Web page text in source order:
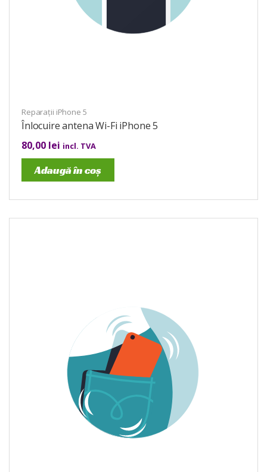
Reparații iPhone 5
Înlocuire antena Wi-Fi iPhone 5
80,00 lei incl. TVA
Adaugă în coș